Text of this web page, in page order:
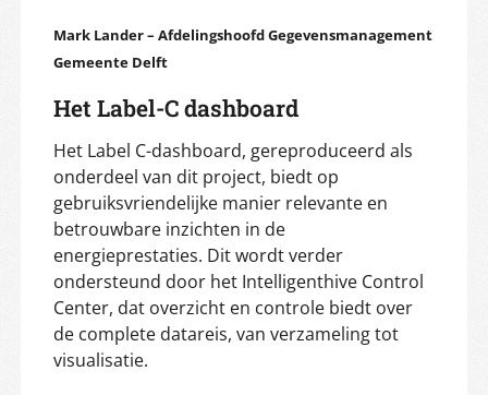
Mark Lander – Afdelingshoofd Gegevensmanagement
Gemeente Delft
Het Label-C dashboard
Het Label C-dashboard, gereproduceerd als
onderdeel van dit project, biedt op
gebruiksvriendelijke manier relevante en
betrouwbare inzichten in de
energieprestaties. Dit wordt verder
ondersteund door het Intelligenthive Control
Center, dat overzicht en controle biedt over
de complete datareis, van verzameling tot
visualisatie.